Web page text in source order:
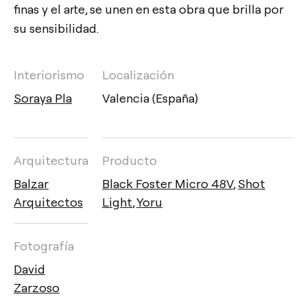
finas y el arte, se unen en esta obra que brilla por
su sensibilidad.
Interiorismo
Soraya Pla
Localización
Valencia (España)
Arquitectura
Balzar
Arquitectos
Fotografía
David
Zarzoso
Producto
Black Foster Micro 48V,Shot
Light,Yoru